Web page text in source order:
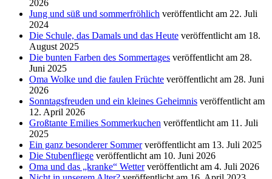
2026
Jung und süß und sommerfröhlich veröffentlicht am 22. Juli
2024
Die Schule, das Damals und das Heute veröffentlicht am 18.
August 2025
Die bunten Farben des Sommertages veröffentlicht am 28.
Juni 2025
Oma Wolke und die faulen Früchte veröffentlicht am 28. Juni
2026
Sonntagsfreuden und ein kleines Geheimnis veröffentlicht am
12. April 2026
Großtante Emilies Sommerkuchen veröffentlicht am 11. Juli
2025
Ein ganz besonderer Sommer veröffentlicht am 13. Juli 2025
Die Stubenfliege veröffentlicht am 10. Juni 2026
Oma und das „kranke“ Wetter veröffentlicht am 4. Juli 2026